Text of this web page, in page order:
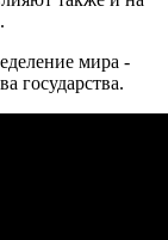
мира -
государства.